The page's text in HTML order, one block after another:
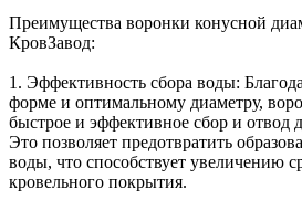
Преимущества воронки конусной
КровЗавод:
1. Эффективность сбора воды:
форме и оптимальному диаметру,
быстрое и эффективное сбор и отвод
Это позволяет предотвратить
воды, что способствует увеличению
кровельного покрытия.